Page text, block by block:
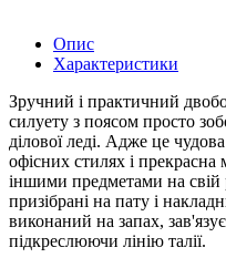
Опис
Характеристики
Зручний і практичний
силуету з поясом просто
ділової леді. Адже це
офісних стилях і
іншими предметами на
призібрані на пату і
виконаний на запах,
підкреслюючи лінію талії.